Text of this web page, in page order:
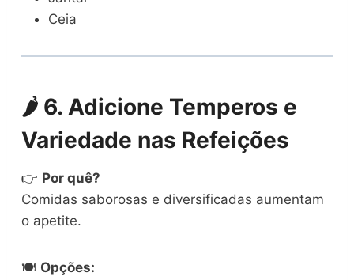
Ceia
🌶️ 6. Adicione Temperos e
Variedade nas Refeições
👉 Por quê?
Comidas saborosas e diversificadas aumentam
o apetite.
🍽️ Opções: